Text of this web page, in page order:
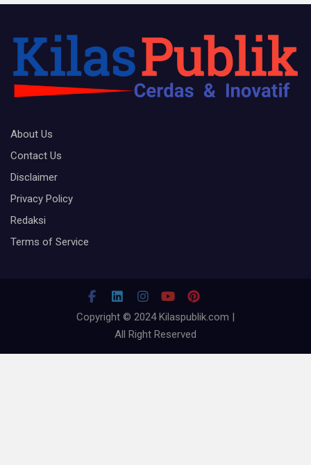
About Us
Contact Us
Disclaimer
Privacy Policy
Redaksi
Terms of Service
Copyright © 2024 Kilaspublik.com |
All Right Reserved